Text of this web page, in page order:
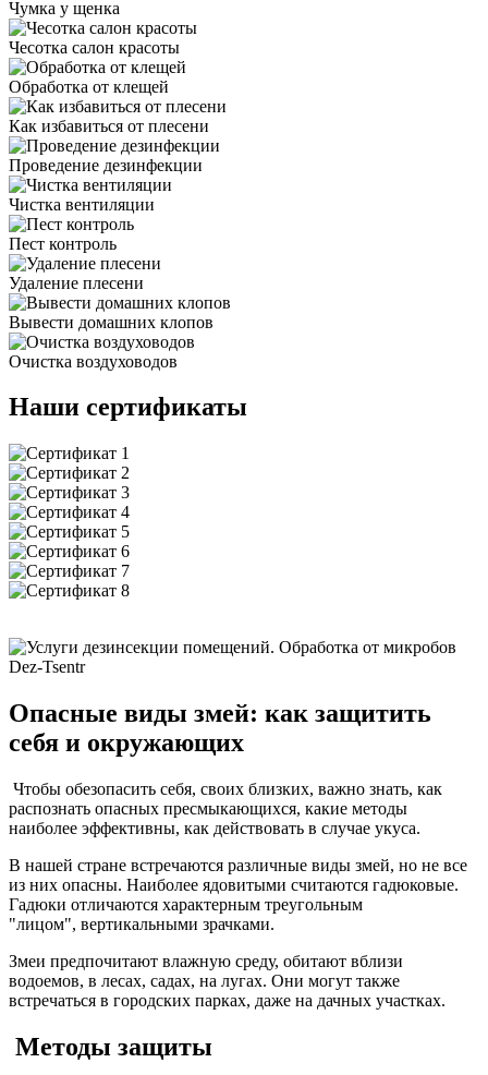
Чумка у щенка
Чесотка салон красоты
Обработка от клещей
Как избавиться от плесени
Проведение дезинфекции
Чистка вентиляции
Пест контроль
Удаление плесени
Вывести домашних клопов
Очистка воздуховодов
Наши сертификаты
Опасные виды змей: как защитить
себя и окружающих
Чтобы обезопасить себя, своих близких, важно знать, как
распознать опасных пресмыкающихся, какие методы
наиболее эффективны, как действовать в случае укуса.
В нашей стране встречаются различные виды змей, но не все
из них опасны. Наиболее ядовитыми считаются гадюковые.
Гадюки отличаются характерным треугольным
"лицом", вертикальными зрачками.
Змеи предпочитают влажную среду, обитают вблизи
водоемов, в лесах, садах, на лугах. Они могут также
встречаться в городских парках, даже на дачных участках.
Методы защиты